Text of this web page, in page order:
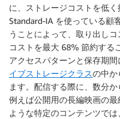
に、ストレージコストを低
Standard-IA を使っている顧
うことによって、取り出し
コストを最大 68% 節約する
アクセスパターンと保存期
イブストレージクラスの中か
ます。配信する際に、数分
例えば公開用の長編映画の
ような特定のコンテンツで